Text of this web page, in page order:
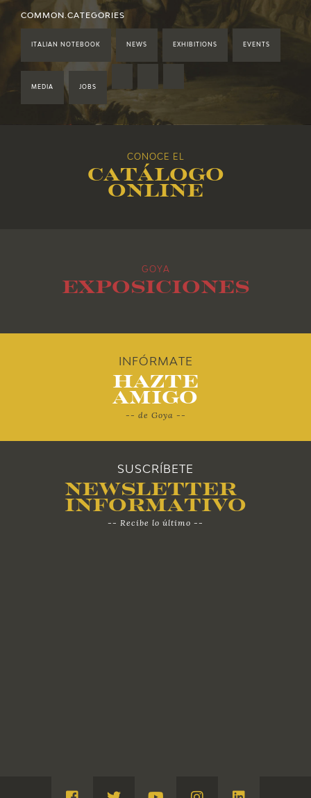
2021
2019
2018
COMMON.CATEGORIES
ITALIAN NOTEBOOK NEWS EXHIBITIONS EVENTS
MEDIA JOBS
CONOCE EL
Catálogo
online
GOYA
Exposiciones
INFÓRMATE
Hazte
Amigo
-- de Goya --
SUSCRÍBETE
Newsletter
Informativo
-- Recibe lo último --